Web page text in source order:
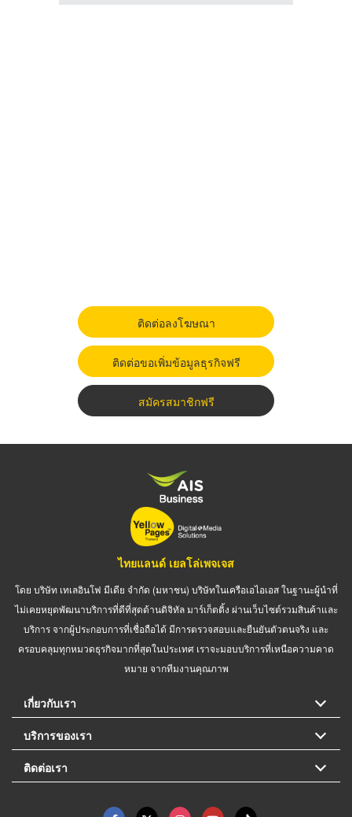
ติดต่อลงโฆษณา
ติดต่อขอเพิ่มข้อมูลธุรกิจฟรี
สมัครสมาชิกฟรี
ไทยแลนด์ เยลโล่เพจเจส
โดย บริษัท เทเลอินโฟ มีเดีย จำกัด (มหาชน) บริษัทในเครือเอไอเอส ในฐานะผู้นำที่
ไม่เคยหยุดพัฒนาบริการที่ดีที่สุดด้านดิจิทัล มาร์เก็ตติ้ง ผ่านเว็บไซต์รวมสินค้าและ
บริการ จากผู้ประกอบการที่เชื่อถือได้ มีการตรวจสอบและยืนยันตัวตนจริง และ
ครอบคลุมทุกหมวดธุรกิจมากที่สุดในประเทศ เราจะมอบบริการที่เหนือความคาด
หมาย จากทีมงานคุณภาพ
เกี่ยวกับเรา
บริการของเรา
ติดต่อเรา